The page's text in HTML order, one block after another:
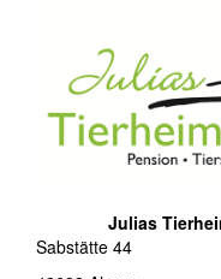
Julias
Sabstätte 44